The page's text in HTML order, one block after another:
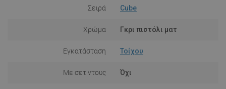
Σειρά Cube
Χρώμα Γκρι πιστόλι ματ
Εγκατάσταση Τοίχου
Με σετ ντους Όχι